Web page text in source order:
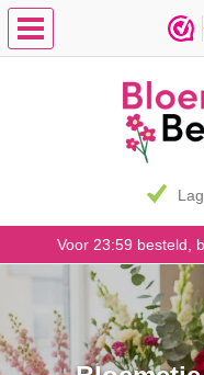
Voor 23:59 besteld,